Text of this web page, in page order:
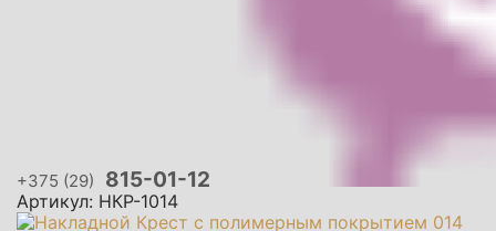
+375 (29) 815-01-12
Артикул: НКР-1014